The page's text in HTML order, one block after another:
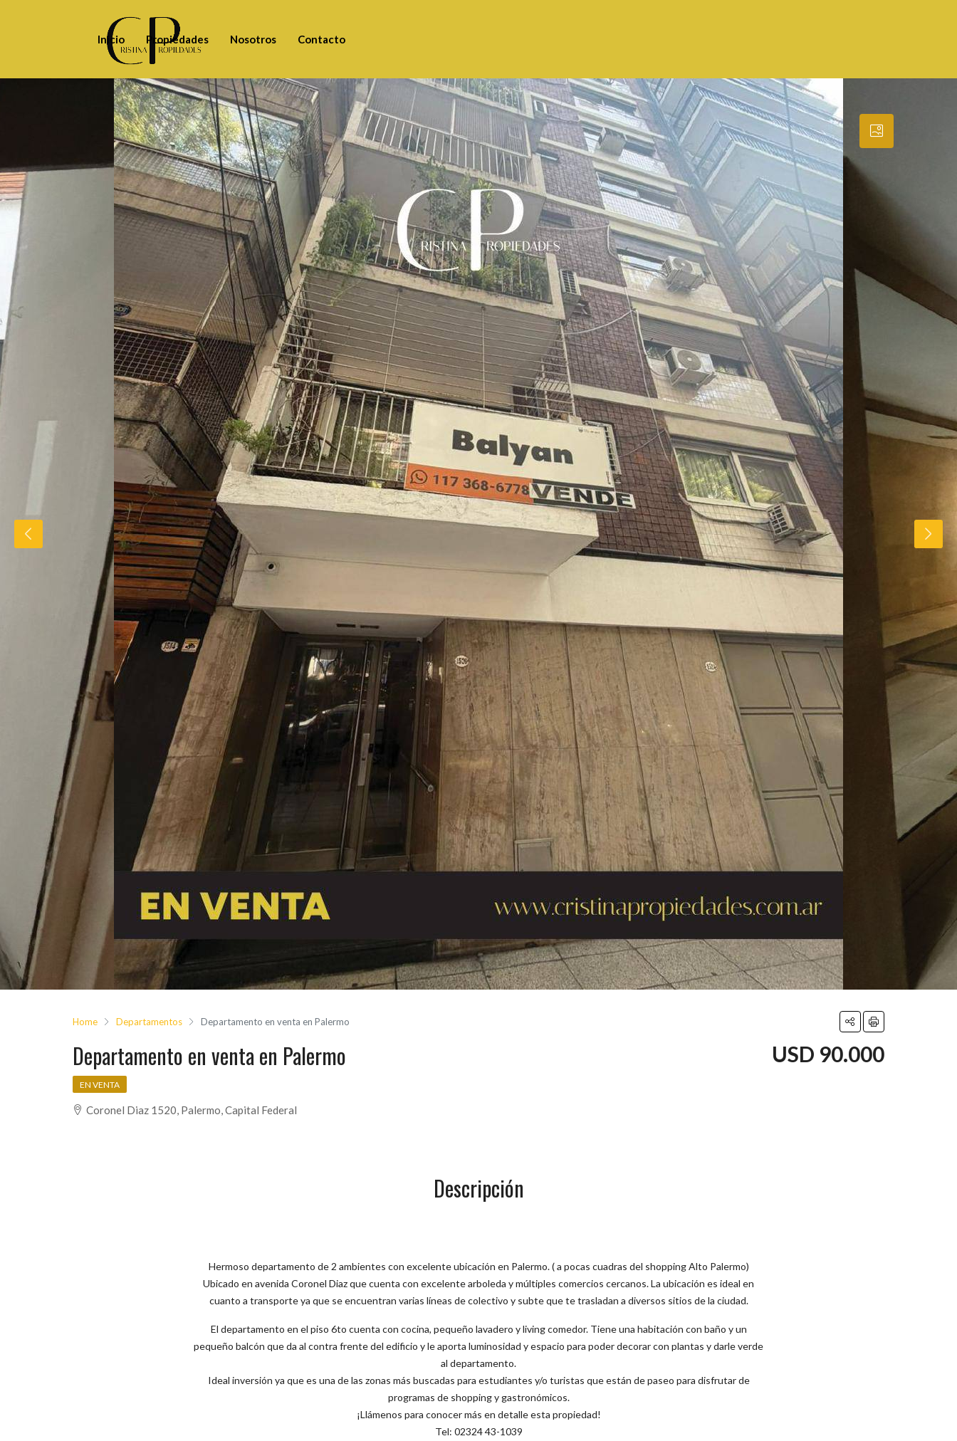
Inicio Propiedades Nosotros Contacto
Home Departamentos Departamento en venta en Palermo
Departamento en venta en Palermo USD 90.000
EN VENTA
Coronel Diaz 1520, Palermo, Capital Federal
Descripción
Hermoso departamento de 2 ambientes con excelente ubicación en Palermo. ( a pocas cuadras del shopping Alto Palermo)
Ubicado en avenida Coronel Diaz que cuenta con excelente arboleda y múltiples comercios cercanos. La ubicación es ideal en
cuanto a transporte ya que se encuentran varias líneas de colectivo y subte que te trasladan a diversos sitios de la ciudad.
El departamento en el piso 6to cuenta con cocina, pequeño lavadero y living comedor. Tiene una habitación con baño y un
pequeño balcón que da al contra frente del edificio y le aporta luminosidad y espacio para poder decorar con plantas y darle verde
al departamento.
Ideal inversión ya que es una de las zonas más buscadas para estudiantes y/o turistas que están de paseo para disfrutar de
programas de shopping y gastronómicos.
¡Llámenos para conocer más en detalle esta propiedad!
Tel: 02324 43-1039